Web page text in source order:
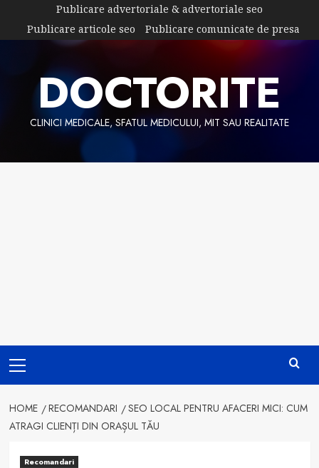
content
Publicare advertoriale & advertoriale seo
Publicare articole seo
Publicare comunicate de presa
DOCTORITE
CLINICI MEDICALE, SFATUL MEDICULUI, MIT SAU REALITATE
Menu
HOME RECOMANDARI
SEO LOCAL PENTRU AFACERI MICI: CUM
ATRAGI CLIENȚI DIN ORAȘUL TĂU
Recomandari